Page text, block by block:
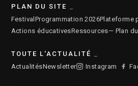
PLAN DU SITE
Festival Programmation 2026Plateforme
Actions éducativesRessources— Plan
TOUTE L'ACTUALITÉ
ActualitésNewsletter Instagram